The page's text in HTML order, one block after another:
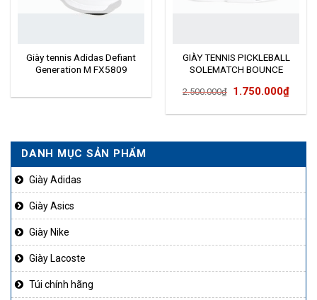
DANH MỤC SẢN PHẨM
Giày Adidas
Giày Asics
Giày Nike
Giày Lacoste
Túi chính hãng
Giày tennis Adidas Defiant
Generation M FX5809
GIÀY TENNIS PICKLEBALL
SOLEMATCH BOUNCE
2.500.000₫ Giá
2.500.000₫.
1.750.000₫Giá
là: